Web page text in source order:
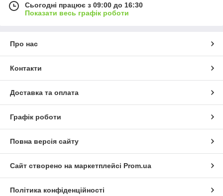
Сьогодні працює з 09:00 до 16:30
Показати весь графік роботи
Про нас
Контакти
Доставка та оплата
Графік роботи
Повна версія сайту
Сайт створено на маркетплейсі Prom.ua
Політика конфіденційності